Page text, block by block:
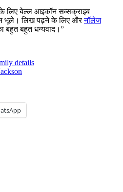
लिए बेल्ल आइकॉन सब्सक्राइब
भूले। लिख पढ़ने के लिए औरनॉलेज
बहुत बहुत धन्यवाद।”
details